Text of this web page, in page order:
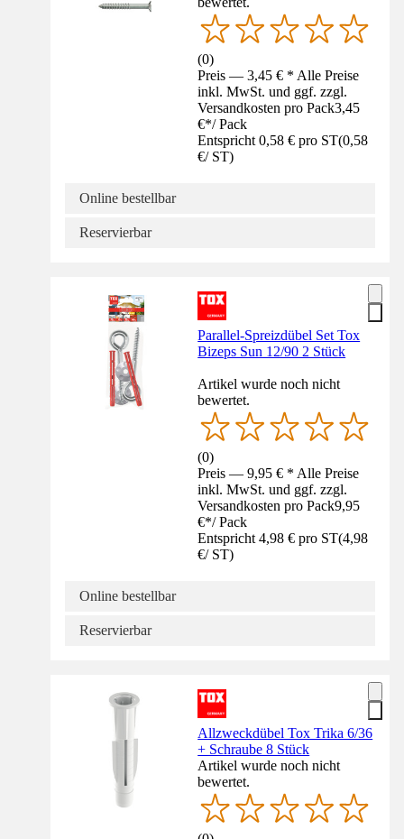
(0)
Preis — 3,45 € * Alle Preise
inkl. MwSt. und ggf. zzgl.
Versandkosten pro Pack3,45
€*/ Pack
Entspricht 0,58 € pro ST(0,58
€/ ST)
Online bestellbar
Reservierbar
Parallel-Spreizdübel Set Tox
Bizeps Sun 12/90 2 Stück
Artikel wurde noch nicht
bewertet.
(0)
Preis — 9,95 € * Alle Preise
inkl. MwSt. und ggf. zzgl.
Versandkosten pro Pack9,95
€*/ Pack
Entspricht 4,98 € pro ST(4,98
€/ ST)
Online bestellbar
Reservierbar
Allzweckdübel Tox Trika 6/36
+ Schraube 8 Stück
Artikel wurde noch nicht
bewertet.